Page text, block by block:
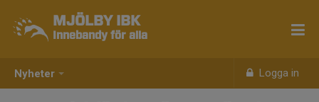
Nyheter Logga in
MJÖLBY IBK
Innebandy för alla